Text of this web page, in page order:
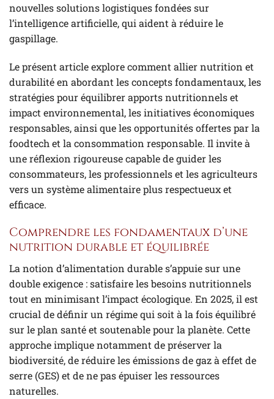
nouvelles solutions logistiques fondées sur
l’intelligence artificielle, qui aident à réduire le
gaspillage.
Le présent article explore comment allier nutrition et
durabilité en abordant les concepts fondamentaux, les
stratégies pour équilibrer apports nutritionnels et
impact environnemental, les initiatives économiques
responsables, ainsi que les opportunités offertes par la
foodtech et la consommation responsable. Il invite à
une réflexion rigoureuse capable de guider les
consommateurs, les professionnels et les agriculteurs
vers un système alimentaire plus respectueux et
efficace.
Comprendre les fondamentaux d’une
nutrition durable et équilibrée
La notion d’alimentation durable s’appuie sur une
double exigence : satisfaire les besoins nutritionnels
tout en minimisant l’impact écologique. En 2025, il est
crucial de définir un régime qui soit à la fois équilibré
sur le plan santé et soutenable pour la planète. Cette
approche implique notamment de préserver la
biodiversité, de réduire les émissions de gaz à effet de
serre (GES) et de ne pas épuiser les ressources
naturelles.